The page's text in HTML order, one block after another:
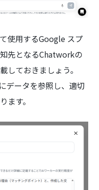
使用するGoogle スプ
先となるChatworkの
しておきましょう。
データを参照し、適切
ます。